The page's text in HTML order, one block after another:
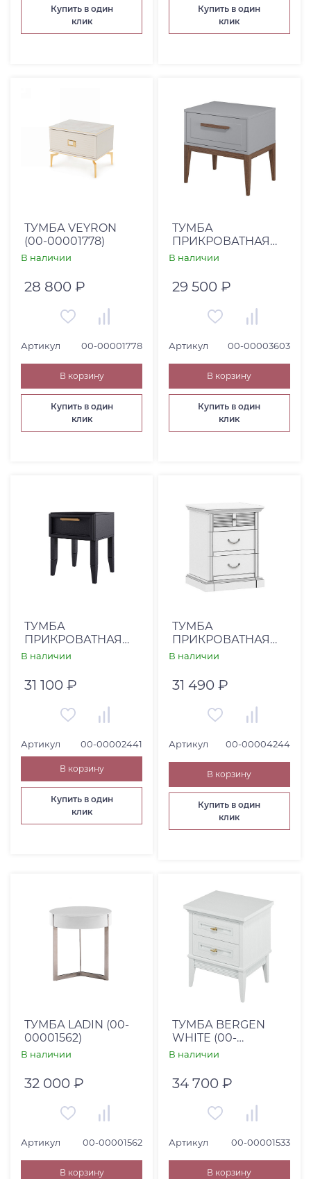
Купить в один
клик
Купить в один
клик
ТУМБА VEYRON
(00-00001778)
В наличии
28 800 ₽
Артикул 00-00001778
В корзину
Купить в один
клик
ТУМБА
ПРИКРОВАТНАЯ
КОСМО-С - 543
В наличии
29 500 ₽
Артикул 00-00003603
В корзину
Купить в один
клик
ТУМБА
ПРИКРОВАТНАЯ
CHARLIE (00-
В наличии
31 100 ₽
Артикул 00-00002441
В корзину
Купить в один
клик
ТУМБА
ПРИКРОВАТНАЯ
ИЗОТТА - ИТ-1
В наличии
31 490 ₽
Артикул 00-00004244
В корзину
Купить в один
клик
ТУМБА LADIN (00-
00001562)
В наличии
32 000 ₽
Артикул 00-00001562
В корзину
ТУМБА BERGEN
WHITE (00-
00001533)
В наличии
34 700 ₽
Артикул 00-00001533
В корзину